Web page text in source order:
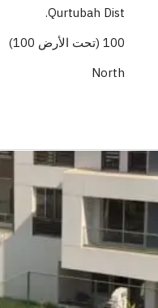
Qurtubah Dist.
100 (تحت الأرض 100)
North